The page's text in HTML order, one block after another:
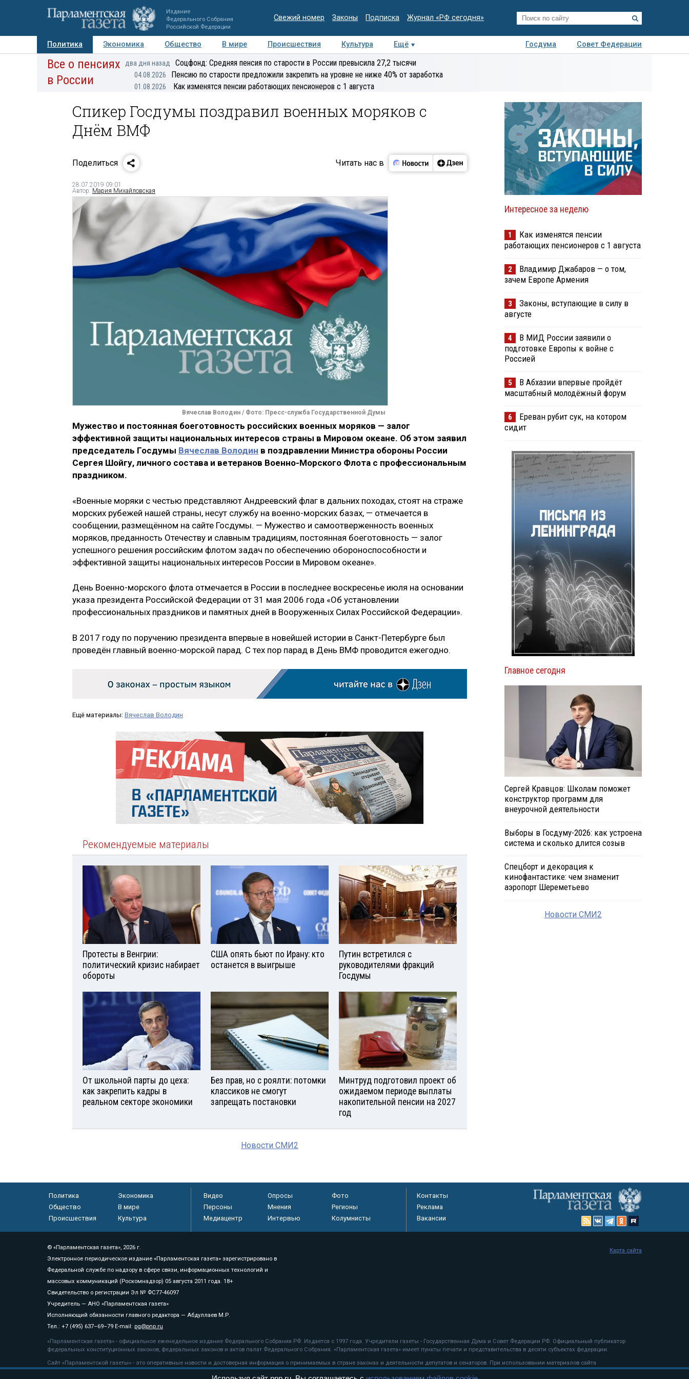
Издание
Федерального Собрания
Российской Федерации
Свежий номер Законы Подписка Журнал «РФ сегодня»
Политика Экономика Общество В мире Происшествия Культура Ещё Госдума
Совет Федерации
Авторы Персоны Мнения Регионы Медиацентр Интервью Колумнисты
Все о пенсиях
в России
два дня назад Соцфонд: Средняя пенсия по старости в России превысила 27,2 тысячи
04.08.2026 Пенсию по старости предложили закрепить на уровне не ниже 40% от заработка
01.08.2026 Как изменятся пенсии работающих пенсионеров с 1 августа
Спикер Госдумы поздравил военных моряков с
Днём ВМФ
Поделиться Читать нас в
28.07.2019 09:01
Автор: Мария Михайловская
Вячеслав Володин / Фото: Пресс-служба Государственной Думы
Мужество и постоянная боеготовность российских военных моряков — залог
эффективной защиты национальных интересов страны в Мировом океане. Об этом заявил
председатель Госдумы Вячеслав Володин в поздравлении Министра обороны России
Сергея Шойгу, личного состава и ветеранов Военно-Морского Флота с профессиональным
праздником.
«Военные моряки с честью представляют Андреевский флаг в дальних походах, стоят на страже
морских рубежей нашей страны, несут службу на военно-морских базах, — отмечается в
сообщении, размещённом на сайте Госдумы. — Мужество и самоотверженность военных
моряков, преданность Отечеству и славным традициям, постоянная боеготовность — залог
успешного решения российским флотом задач по обеспечению обороноспособности и
эффективной защиты национальных интересов России в Мировом океане».
День Военно-морского флота отмечается в России в последнее воскресенье июля на основании
указа президента Российской Федерации от 31 мая 2006 года «Об установлении
профессиональных праздников и памятных дней в Вооруженных Силах Российской Федерации».
В 2017 году по поручению президента впервые в новейшей истории в Санкт-Петербурге был
проведён главный военно-морской парад. С тех пор парад в День ВМФ проводится ежегодно.
Ещё материалы: Вячеслав Володин
Рекомендуемые материалы
Протесты в Венгрии:
политический кризис набирает
обороты
США опять бьют по Ирану: кто
останется в выигрыше
Путин встретился с
руководителями фракций
Госдумы
От школьной парты до цеха:
как закрепить кадры в
реальном секторе экономики
Без прав, но с роялти: потомки
классиков не смогут
запрещать постановки
Минтруд подготовил проект об
ожидаемом периоде выплаты
накопительной пенсии на 2027
год
Новости СМИ2
Интересное за неделю
1
Как изменятся пенсии
работающих пенсионеров с 1 августа
2
Владимир Джабаров — о том,
зачем Европе Армения
3
Законы, вступающие в силу в
августе
4
В МИД России заявили о
подготовке Европы к войне с
Россией
5
В Абхазии впервые пройдёт
масштабный молодёжный форум
6
Ереван рубит сук, на котором
сидит
Главное сегодня
Сергей Кравцов: Школам поможет
конструктор программ для
внеурочной деятельности
Выборы в Госдуму-2026: как устроена
система и сколько длится созыв
Спецборт и декорация к
кинофантастике: чем знаменит
аэропорт Шереметьево
Новости СМИ2
Политика
Экономика
Общество
В мире
Происшествия
Культура
Видео Опросы
Фото
Персоны
Мнения
Регионы
Медиацентр
Интервью Колумнисты
Контакты
Реклама
Вакансии
© «Парламентская газета», 2026 г.
Электронное периодическое издание «Парламентская газета» зарегистрировано в
Федеральной службе по надзору в сфере связи, информационных технологий и
массовых коммуникаций (Роскомнадзор) 05 августа 2011 года. 18+
Свидетельство о регистрации Эл № ФС77-46097
Учредитель — АНО «Парламентская газета»
Исполняющий обязанности главного редактора — Абдуллаев М.Р.
Тел.: +7 (495) 637–69–79 E-mail: pg@pnp.ru
«Парламентская газета» - официальное еженедельное издание Федерального Собрания РФ. Издается с 1997 года. Учредители газеты - Государственная Дума и Совет Федерации РФ. Официальный публикатор
федеральных конституционных законов, федеральных законов и актов палат Федерального Собрания. «Парламентская газета» имеет пункты печати и представительства в десяти субъектах федерации.
Сайт «Парламентской газеты» - это оперативные новости и достоверная информация о принимаемых в стране законах и деятельности депутатов и сенаторов. При использовании материалов сайта
«Парламентской газеты» активная ссылка на pnp.ru обязательна.
Карта сайта